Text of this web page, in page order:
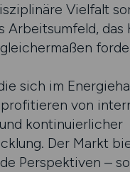
Vielfalt
Arbeitsumfeld, das
sich im
von
kontinuierlicher
Der Markt
Perspektiven –